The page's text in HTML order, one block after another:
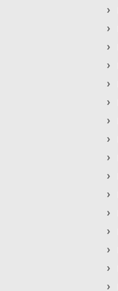
›
›
›
›
›
›
›
›
›
›
›
›
›
›
›
›